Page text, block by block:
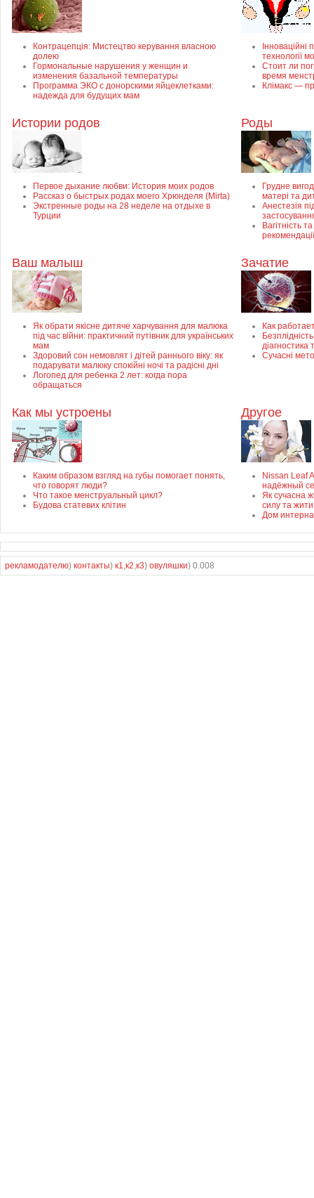
Контрацепція: Мистецтво керування власною
долею
Гормональные нарушения у женщин и
изменения базальной температуры
Программа ЭКО с донорскими яйцеклетками:
надежда для будущих мам
Інноваційні
технології
Стоит ли
время
Клімакс —
Истории родов
Первое дыхание любви: История моих родов
Рассказ о быстрых родах моего Хрюнделя (Mirta)
Экстренные роды на 28 неделе на отдыхе в
Турции
Роды
Грудне
матері та
Анестезія
Вагітність
рекомендації
Ваш малыш
Як обрати якісне дитяче харчування для малюка
під час війни: практичний путівник для українських
мам
Здоровий сон немовлят і дітей раннього віку: як
подарувати малюку спокійні ночі та радісні дні
Логопед для ребенка 2 лет: когда пора
обращаться
Зачатие
Как
діагностика
Сучасні
Как мы устроены
Каким образом взгляд на губы помогает понять,
что говорят люди?
Что такое менструальный цикл?
Будова статевих клітин
Другое
Nissan Leaf
надёжный
Як сучасна
силу та жити
Дом
рекламодателю) контакты) к1,к2,к3) овуляшки) 0.008